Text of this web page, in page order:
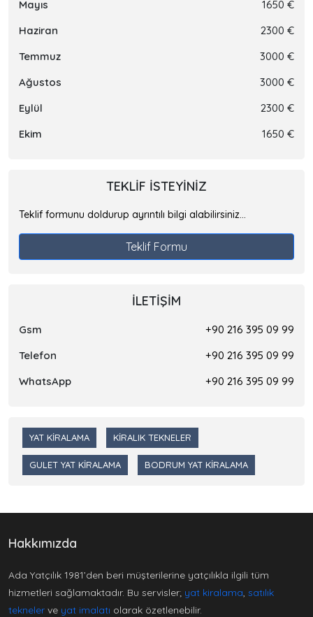
Mayıs
1650 €
Haziran
2300 €
Temmuz
3000 €
Ağustos
3000 €
Eylül
2300 €
Ekim
1650 €
TEKLIF ISTEYINIZ
Teklif formunu doldurup ayrıntılı bilgi alabilirsiniz...
Teklif Formu
İLETIŞIM
Gsm
+90 216 395 09 99
Telefon
+90 216 395 09 99
WhatsApp
+90 216 395 09 99
YAT KIRALAMA KIRALIK TEKNELER
GULET YAT KIRALAMA BODRUM YAT KIRALAMA
Hakkımızda
Ada Yatçılık 1981’den beri müşterilerine yatçılıkla ilgili tüm
hizmetleri sağlamaktadır. Bu servisler; yat kiralama, satılık
tekneler ve yat imalatı olarak özetlenebilir.